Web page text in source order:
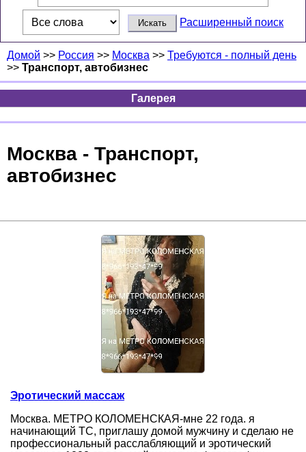
Расширенный поиск
Домой >> Россия >> Москва >> Требуются - полный день
>> Транспорт, автобизнес
Галерея
Москва - Транспорт,
автобизнес
Эротический массаж
Москва. МЕТРО КОЛОМЕНСКАЯ-мне 22 года. я
начинающий ТС, приглашу домой мужчину и сделаю не
профессиональный расслабляющий и эротический